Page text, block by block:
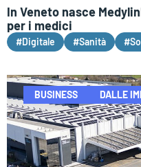
In Veneto nasce
per i medici
#Digitale #Sanità
BUSINESS DALLE